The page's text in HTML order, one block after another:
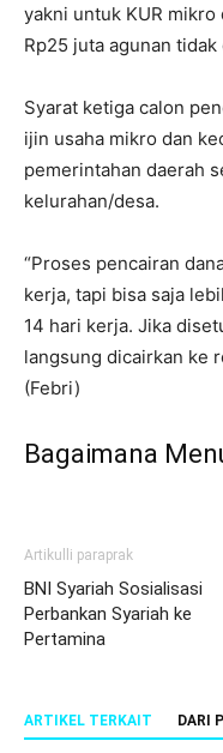
yakni untuk KUR mikro
Rp25 juta agunan
Syarat ketiga calon
ijin usaha mikro dan
pemerintahan daerah
kelurahan/desa.
“Proses pencairan
kerja, tapi bisa saja
14 hari kerja. Jika
langsung dicairkan ke
(Febri)
Bagaimana
Artikulli paraprak
BNI Syariah Sosialisasi
Perbankan Syariah ke
Pertamina
ARTIKEL TERKAIT DARI